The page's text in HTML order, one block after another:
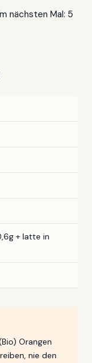
nächsten Mal: 5
+ latte in
Orangen
nie den